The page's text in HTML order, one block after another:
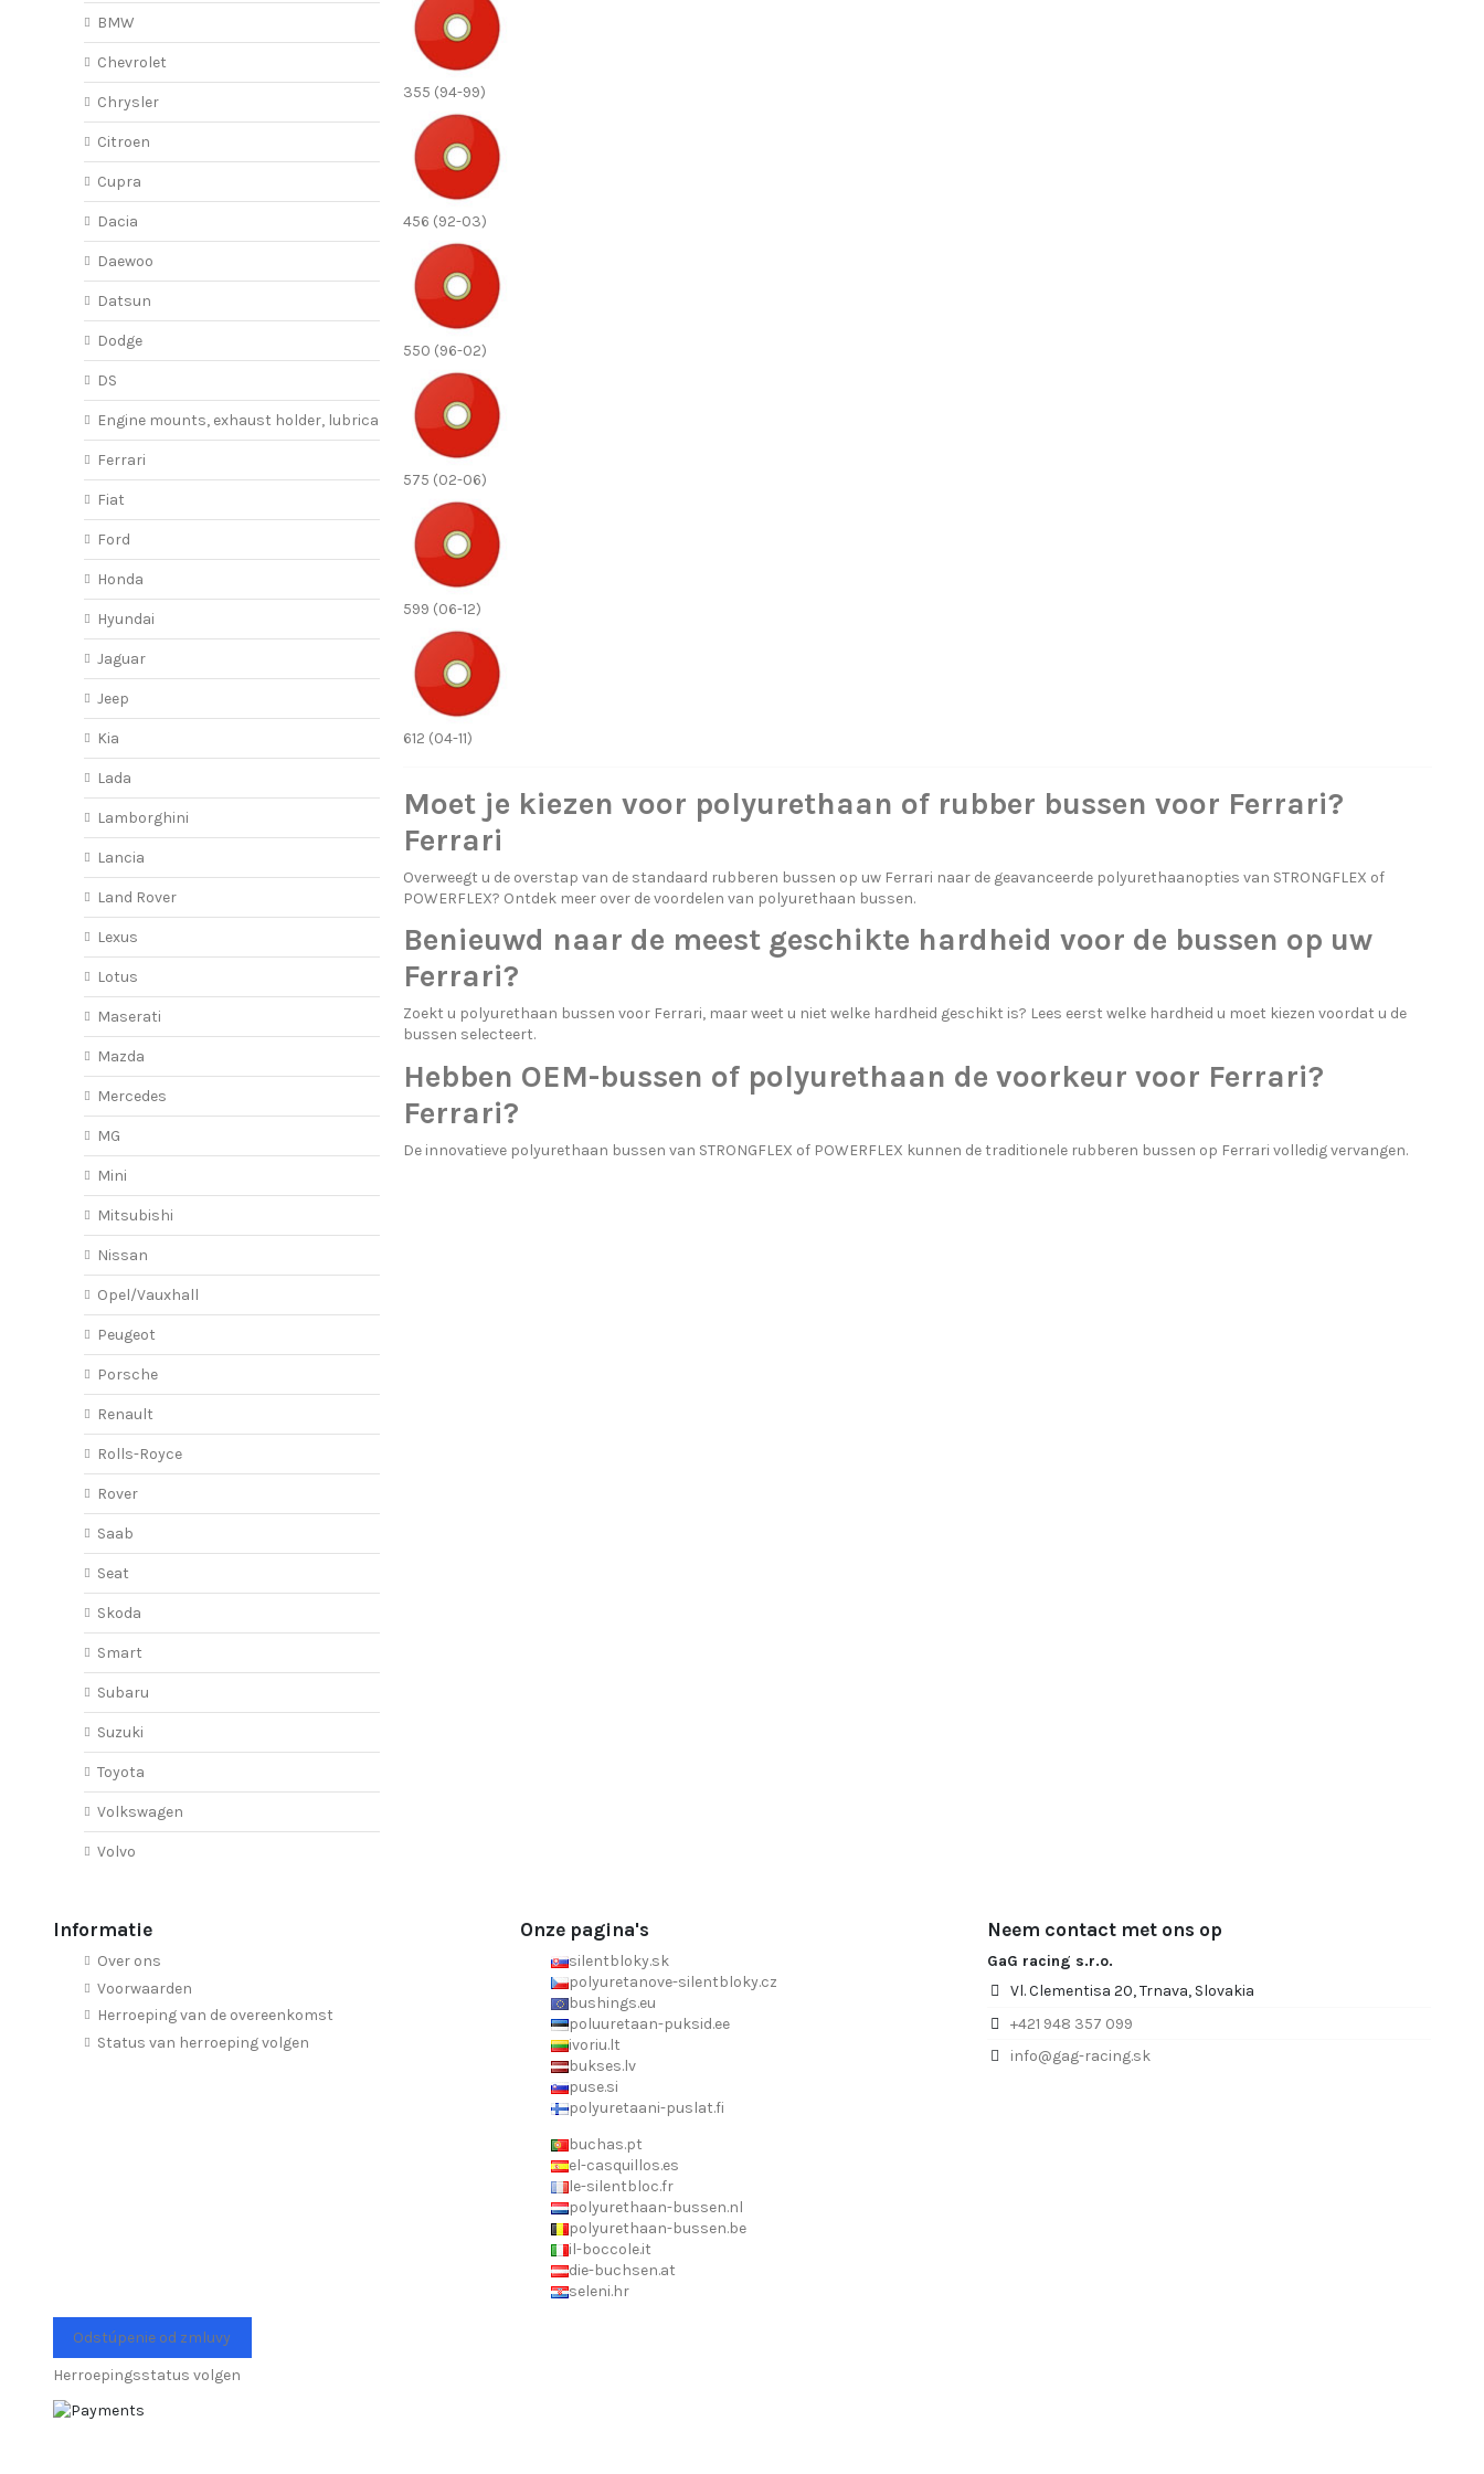
355 (94-99)
456 (92-03)
550 (96-02)
575 (02-06)
599 (06-12)
612 (04-11)
Moet je kiezen voor polyurethaan of rubber bussen voor Ferrari?
Ferrari
Overweegt u de overstap van de standaard rubberen bussen op uw Ferrari naar de geavanceerde polyurethaanopties van STRONGFLEX of
POWERFLEX? Ontdek meer over de voordelen van polyurethaan bussen.
Benieuwd naar de meest geschikte hardheid voor de bussen op uw
Ferrari?
Zoekt u polyurethaan bussen voor Ferrari, maar weet u niet welke hardheid geschikt is? Lees eerst welke hardheid u moet kiezen voordat u de
bussen selecteert.
Hebben OEM-bussen of polyurethaan de voorkeur voor Ferrari?
Ferrari?
De innovatieve polyurethaan bussen van STRONGFLEX of POWERFLEX kunnen de traditionele rubberen bussen op Ferrari volledig vervangen.
BMW
Chevrolet
Chrysler
Citroen
Cupra
Dacia
Daewoo
Datsun
Dodge
DS
Engine mounts, exhaust holder, lubricant
Ferrari
Fiat
Ford
Honda
Hyundai
Jaguar
Jeep
Kia
Lada
Lamborghini
Lancia
Land Rover
Lexus
Lotus
Maserati
Mazda
Mercedes
MG
Mini
Mitsubishi
Nissan
Opel/Vauxhall
Peugeot
Porsche
Renault
Rolls-Royce
Rover
Saab
Seat
Skoda
Smart
Subaru
Suzuki
Toyota
Volkswagen
Volvo
Informatie
Over ons
Voorwaarden
Herroeping van de overeenkomst
Status van herroeping volgen
Onze pagina's
silentbloky.sk
polyuretanove-silentbloky.cz
bushings.eu
poluuretaan-puksid.ee
ivoriu.lt
bukses.lv
puse.si
polyuretaani-puslat.fi
buchas.pt
el-casquillos.es
le-silentbloc.fr
polyurethaan-bussen.nl
polyurethaan-bussen.be
il-boccole.it
die-buchsen.at
seleni.hr
Neem contact met ons op
GaG racing s.r.o.
Vl. Clementisa 20, Trnava, Slovakia
+421 948 357 099
info@gag-racing.sk
Odstúpenie od zmluvy
Herroepingsstatus volgen